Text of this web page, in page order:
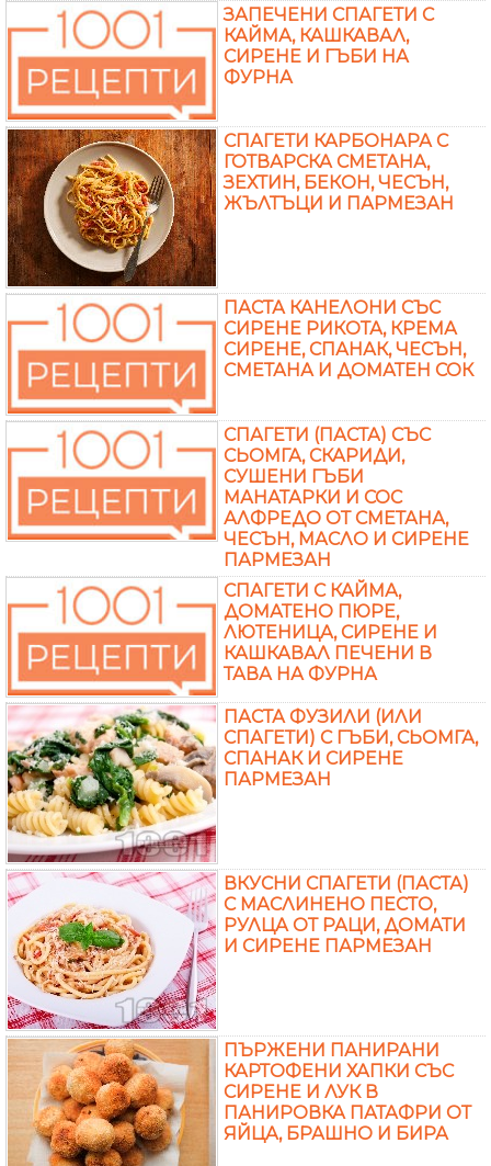
ЗАПЕЧЕНИ СПАГЕТИ С
КАЙМА, КАШКАВАЛ,
СИРЕНЕ И ГЪБИ НА
ФУРНА
СПАГЕТИ КАРБОНАРА С
ГОТВАРСКА СМЕТАНА,
ЗЕХТИН, БЕКОН, ЧЕСЪН,
ЖЪЛТЪЦИ И ПАРМЕЗАН
ПАСТА КАНЕЛОНИ СЪС
СИРЕНЕ РИКОТА, КРЕМА
СИРЕНЕ, СПАНАК, ЧЕСЪН,
СМЕТАНА И ДОМАТЕН СОК
СПАГЕТИ (ПАСТА) СЪС
СЬОМГА, СКАРИДИ,
СУШЕНИ ГЪБИ
МАНАТАРКИ И СОС
АЛФРЕДО ОТ СМЕТАНА,
ЧЕСЪН, МАСЛО И СИРЕНЕ
ПАРМЕЗАН
СПАГЕТИ С КАЙМА,
ДОМАТЕНО ПЮРЕ,
ЛЮТЕНИЦА, СИРЕНЕ И
КАШКАВАЛ ПЕЧЕНИ В
ТАВА НА ФУРНА
ПАСТА ФУЗИЛИ (ИЛИ
СПАГЕТИ) С ГЪБИ, СЬОМГА,
СПАНАК И СИРЕНЕ
ПАРМЕЗАН
ВКУСНИ СПАГЕТИ (ПАСТА)
С МАСЛИНЕНО ПЕСТО,
РУЛЦА ОТ РАЦИ, ДОМАТИ
И СИРЕНЕ ПАРМЕЗАН
ПЪРЖЕНИ ПАНИРАНИ
КАРТОФЕНИ ХАПКИ СЪС
СИРЕНЕ И ЛУК В
ПАНИРОВКА ПАТАФРИ ОТ
ЯЙЦА, БРАШНО И БИРА